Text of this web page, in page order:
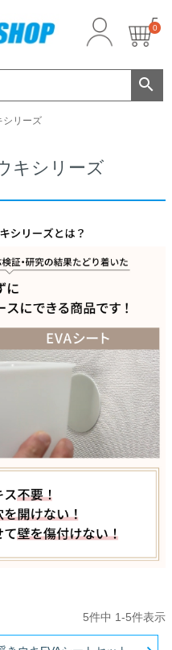
0
シリーズ
CLOSE
ン
キシリーズ
5件中 1-5件表示